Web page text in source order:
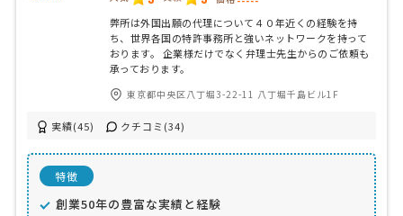
弊所は外国出願の代理について４０年近くの経験を持
ち、世界各国の特許事務所と強いネットワークを持って
おります。 企業様だけでなく弁理士先生からのご依頼も
承っております。
東京都中央区八丁堀3-22-11 八丁堀千島ビル1F
実績(45) クチコミ(34)
特徴
創業50年の豊富な実績と経験